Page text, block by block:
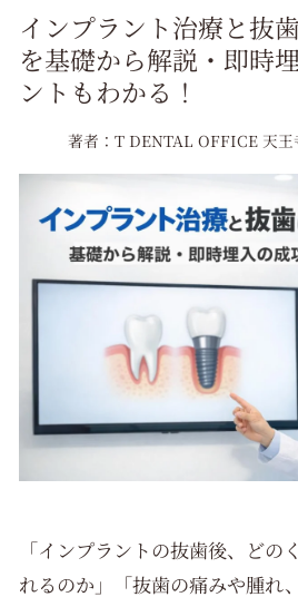
インプラント治療と抜
を基礎から解説・即時
ントもわかる！
著者：T DENTAL OFFICE 天王
「インプラントの抜歯後、どの
れるのか」「抜歯の痛みや腫れ